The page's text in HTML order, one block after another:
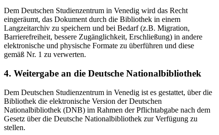
Dem Deutschen Studienzentrum in Venedig wird das Recht
eingeräumt, das Dokument durch die Bibliothek in einem
Langzeitarchiv zu speichern und bei Bedarf (z.B. Migration,
Barrierefreiheit, bessere Zugänglichkeit, Erschließung) in andere
elektronische und physische Formate zu überführen und diese
gemäß Nr. 1 zu verwerten.
4. Weitergabe an die Deutsche Nationalbibliothek
Dem Deutschen Studienzentrum in Venedig ist es gestattet, über die
Bibliothek die elektronische Version der Deutschen
Nationalbibliothek (DNB) im Rahmen der Pflichtabgabe nach dem
Gesetz über die Deutsche Nationalbibliothek zur Verfügung zu
stellen.